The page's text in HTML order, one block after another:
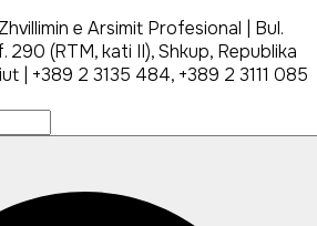
e Arsimit Profesional | Bul.
290 (RTM, kati II), Shkup, Republika
| +389 2 3135 484, +389 2 3111 085